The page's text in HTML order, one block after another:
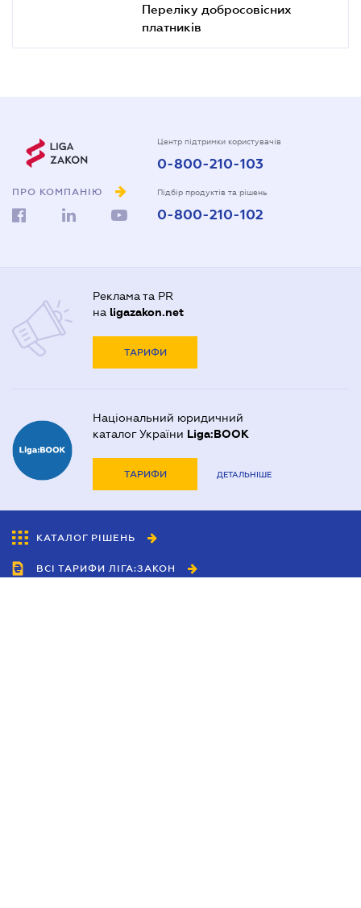
Переліку добросовісних
платників
ПРО КОМПАНІЮ
Центр підтримки користувачів
0-800-210-103
Підбір продуктів та рішень
0-800-210-102
Реклама та PR
на ligazakon.net
ТАРИФИ
Національний юридичний
каталог України Liga:BOOK
ТАРИФИ ДЕТАЛЬНІШЕ
КАТАЛОГ РІШЕНЬ
ВСІ ТАРИФИ ЛІГА:ЗАКОН